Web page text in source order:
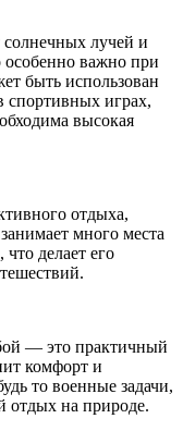
лучей и
особенно важно при
быть использован
спортивных играх,
высокая
отдыха,
много места
делает его
— это практичный
комфорт и
то военные задачи,
отдых на природе.